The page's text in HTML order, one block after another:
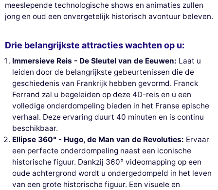
meeslepende technologische shows en animaties zullen
jong en oud een onvergetelijk historisch avontuur beleven.
Drie belangrijkste attracties wachten op u:
Immersieve Reis - De Sleutel van de Eeuwen: Laat u
leiden door de belangrijkste gebeurtenissen die de
geschiedenis van Frankrijk hebben gevormd. Franck
Ferrand zal u begeleiden op deze 4D-reis en u een
volledige onderdompeling bieden in het Franse epische
verhaal. Deze ervaring duurt 40 minuten en is continu
beschikbaar.
Ellipse 360° - Hugo, de Man van de Revoluties: Ervaar
een perfecte onderdompeling naast een iconische
historische figuur. Dankzij 360° videomapping op een
oude achtergrond wordt u ondergedompeld in het leven
van een grote historische figuur. Een visuele en